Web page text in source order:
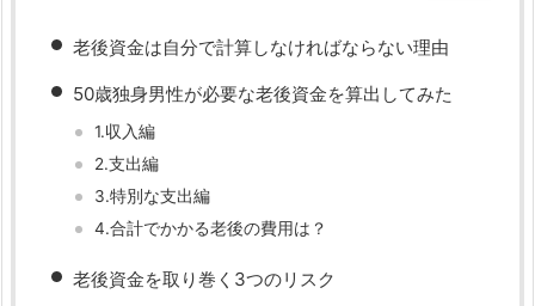
老後資金は自分で計算しなければならない理由
50歳独身男性が必要な老後資金を算出してみた
1.収入編
2.支出編
3.特別な支出編
4.合計でかかる老後の費用は？
老後資金を取り巻く3つのリスク